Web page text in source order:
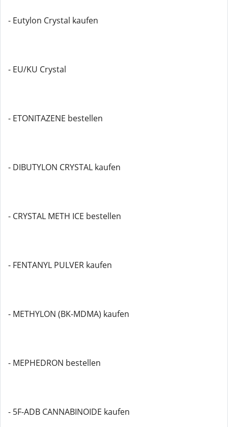
- Eutylon Crystal kaufen
- EU/KU Crystal
- ETONITAZENE bestellen
- DIBUTYLON CRYSTAL kaufen
- CRYSTAL METH ICE bestellen
- FENTANYL PULVER kaufen
- METHYLON (BK-MDMA) kaufen
- MEPHEDRON bestellen
- 5F-ADB CANNABINOIDE kaufen